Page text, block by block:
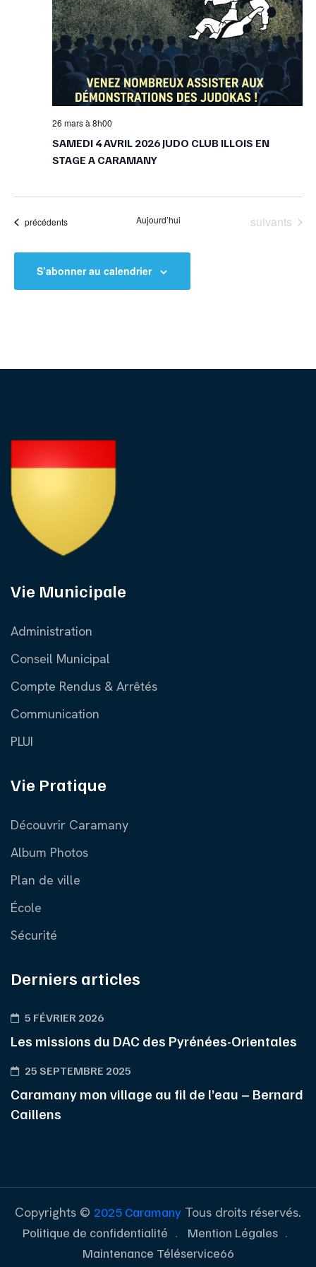
SAMEDI 4 AVRIL 2026 JUDO CLUB ILLOIS EN
STAGE A CARAMANY
26 mars à 8h00
Évènements
précédents Aujourd’hui Évènements
suivants
S’abonner au calendrier
Vie Municipale
Administration
Conseil Municipal
Compte Rendus & Arrêtés
Communication
PLUI
Vie Pratique
Découvrir Caramany
Album Photos
Plan de ville
École
Sécurité
Derniers articles
5 FÉVRIER 2026
Les missions du DAC des Pyrénées-Orientales
25 SEPTEMBRE 2025
Caramany mon village au fil de l’eau – Bernard
Caillens
Copyrights © 2025 Caramany Tous droits réservés.
Politique de confidentialité
Mention Légales
Maintenance Téléservice66